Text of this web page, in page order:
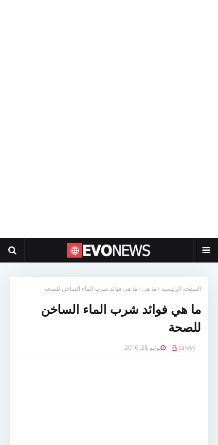
الصفحة الرئيسية ما هي ما هي فوائد شرب الماء الساخن للصحة
ما هي فوائد شرب الماء الساخن
للصحة
saryyy يوليو 28, 2016